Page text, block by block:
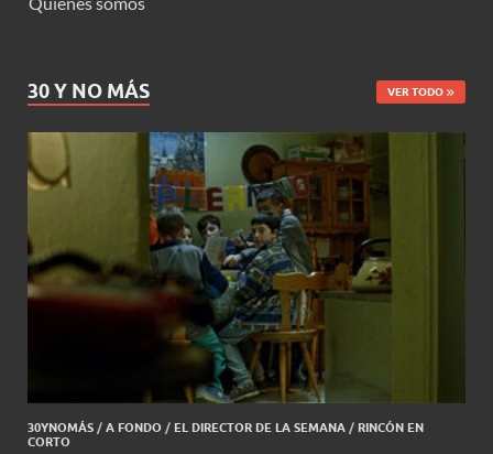
30 Y NO MÁS VER TODO
30YNOMÁS / A FONDO / EL DIRECTOR DE LA SEMANA / RINCÓN EN
CORTO